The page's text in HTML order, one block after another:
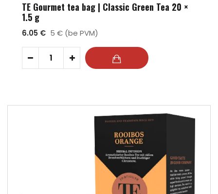
TE Gourmet tea bag | Classic Green Tea 20 ×
1.5 g
6.05 € 5 € (be PVM)
- +